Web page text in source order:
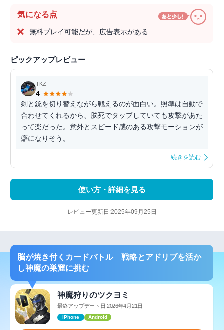
気になる点
無料プレイ可能だが、広告表示がある
ピックアップレビュー
TKZ
4
剣と銃を切り替えながら戦えるのが面白い。照準は自動で
合わせてくれるから、脳死でタップしていても攻撃があた
って楽だった。意外とスピード感のある攻撃モーションが
癖になりそう。
続きを読む
使い方・詳細を見る
レビュー更新日:2025年09月25日
脳が焼き付くカードバトル 戦略とアドリブを活か
し神魔の巣窟に挑む
神魔狩りのツクヨミ
最終アップデート日:2026年4月21日
iPhone Android